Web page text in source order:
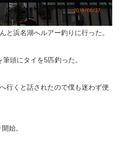
と浜名湖へルアー釣りに行った。
頭にタイを5匹釣った。
行くと話されたので僕も迷わず便
始。